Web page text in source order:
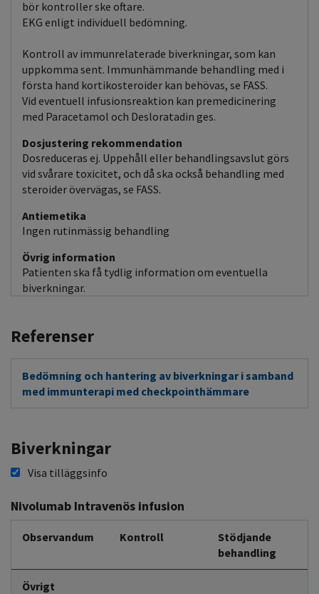
bör kontroller ske oftare.
EKG enligt individuell bedömning.
Kontroll av immunrelaterade biverkningar, som kan
uppkomma sent. Immunhämmande behandling med i
första hand kortikosteroider kan behövas, se FASS.
Vid eventuell infusionsreaktion kan premedicinering
med Paracetamol och Desloratadin ges.
Dosjustering rekommendation
Dosreduceras ej. Uppehåll eller behandlingsavslut görs
vid svårare toxicitet, och då ska också behandling med
steroider övervägas, se FASS.
Antiemetika
Ingen rutinmässig behandling
Övrig information
Patienten ska få tydlig information om eventuella
biverkningar.
Referenser
Bedömning och hantering av biverkningar i samband
med immunterapi med checkpointhämmare
Biverkningar
Visa tilläggsinfo
Nivolumab Intravenös infusion
Observandum Kontroll
Stödjande
behandling
Övrigt